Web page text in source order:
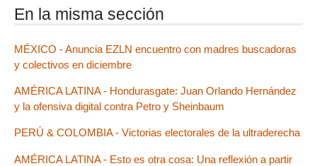
En la misma sección
MÉXICO - Anuncia EZLN encuentro con madres buscadoras
y colectivos en diciembre
AMÉRICA LATINA - Hondurasgate: Juan Orlando Hernández
y la ofensiva digital contra Petro y Sheinbaum
PERÚ & COLOMBIA - Victorias electorales de la ultraderecha
AMÉRICA LATINA - Esto es otra cosa: Una reflexión a partir